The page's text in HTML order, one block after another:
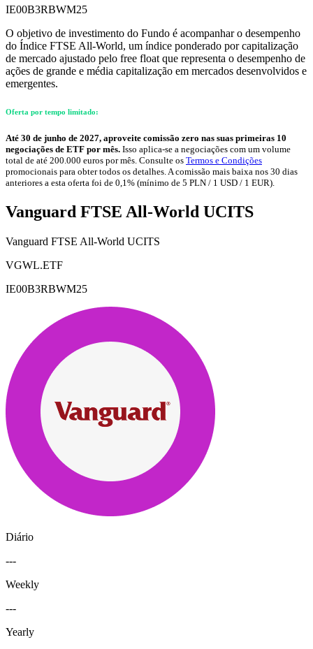
IE00B3RBWM25
O objetivo de investimento do Fundo é acompanhar o desempenho
do Índice FTSE All-World, um índice ponderado por capitalização
de mercado ajustado pelo free float que representa o desempenho de
ações de grande e média capitalização em mercados desenvolvidos e
emergentes.
Oferta por tempo limitado:
Até 30 de junho de 2027, aproveite comissão zero nas suas primeiras 10
negociações de ETF por mês. Isso aplica-se a negociações com um volume
total de até 200.000 euros por mês. Consulte os Termos e Condições
promocionais para obter todos os detalhes. A comissão mais baixa nos 30 dias
anteriores a esta oferta foi de 0,1% (mínimo de 5 PLN / 1 USD / 1 EUR).
Vanguard FTSE All-World UCITS
Vanguard FTSE All-World UCITS
VGWL.ETF
IE00B3RBWM25
Diário
---
Weekly
---
Yearly